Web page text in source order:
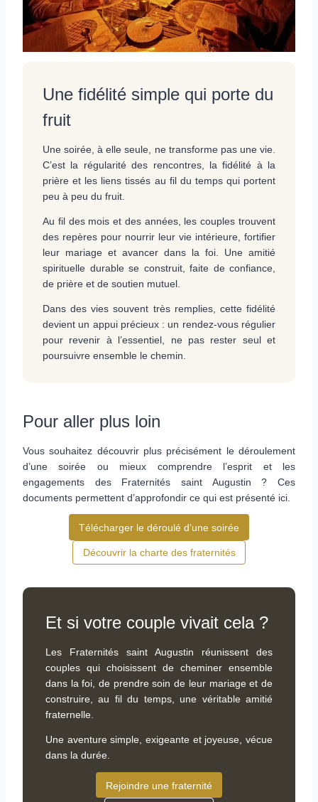
Une fidélité simple qui porte du
fruit
Une soirée, à elle seule, ne transforme pas une vie.
C’est la régularité des rencontres, la fidélité à la
prière et les liens tissés au fil du temps qui portent
peu à peu du fruit.
Au fil des mois et des années, les couples trouvent
des repères pour nourrir leur vie intérieure, fortifier
leur mariage et avancer dans la foi. Une amitié
spirituelle durable se construit, faite de confiance,
de prière et de soutien mutuel.
Dans des vies souvent très remplies, cette fidélité
devient un appui précieux : un rendez-vous régulier
pour revenir à l’essentiel, ne pas rester seul et
poursuivre ensemble le chemin.
Pour aller plus loin
Vous souhaitez découvrir plus précisément le déroulement
d’une soirée ou mieux comprendre l’esprit et les
engagements des Fraternités saint Augustin ? Ces
documents permettent d’approfondir ce qui est présenté ici.
Télécharger le déroulé d’une soirée
Découvrir la charte des fraternités
Et si votre couple vivait cela ?
Les Fraternités saint Augustin réunissent des
couples qui choisissent de cheminer ensemble
dans la foi, de prendre soin de leur mariage et de
construire, au fil du temps, une véritable amitié
fraternelle.
Une aventure simple, exigeante et joyeuse, vécue
dans la durée.
Rejoindre une fraternité